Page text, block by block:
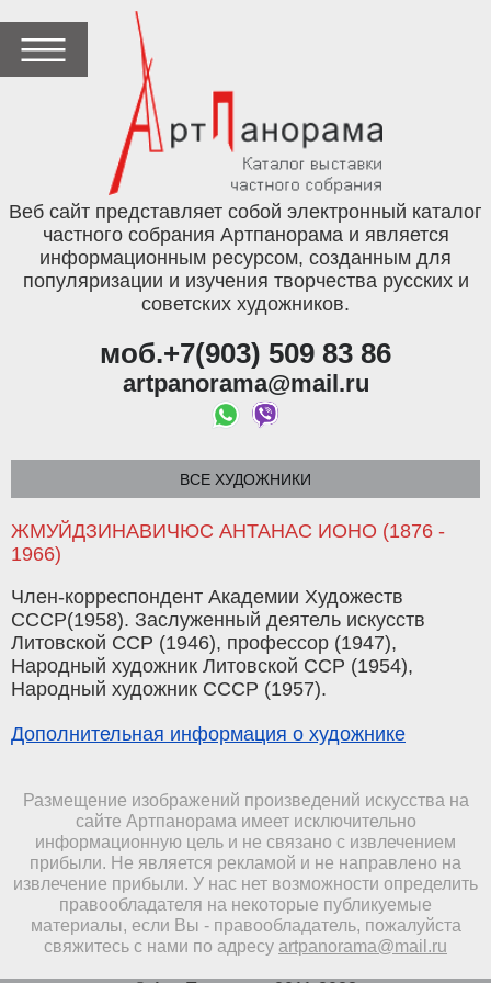
Веб сайт представляет собой электронный каталог
частного собрания Артпанорама и является
информационным ресурсом, созданным для
популяризации и изучения творчества русских и
советских художников.
моб.+7(903) 509 83 86
artpanorama@mail.ru
ВСЕ ХУДОЖНИКИ
ЖМУЙДЗИНАВИЧЮС АНТАНАС ИОНО (1876 -
1966)
Член-корреспондент Академии Художеств
СССР(1958). Заслуженный деятель искусств
Литовской ССР (1946), профессор (1947),
Народный художник Литовской ССР (1954),
Народный художник СССР (1957).
Дополнительная информация о художнике
Размещение изображений произведений искусства на
сайте Артпанорама имеет исключительно
информационную цель и не связано с извлечением
прибыли. Не является рекламой и не направлено на
извлечение прибыли. У нас нет возможности определить
правообладателя на некоторые публикуемые
материалы, если Вы - правообладатель, пожалуйста
свяжитесь с нами по адресу artpanorama@mail.ru